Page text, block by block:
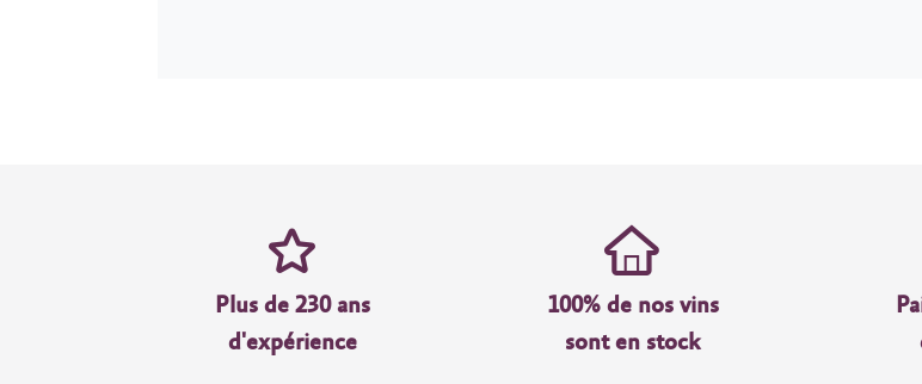
Plus de 230 ans
d'expérience
100% de nos vins
sont en stock